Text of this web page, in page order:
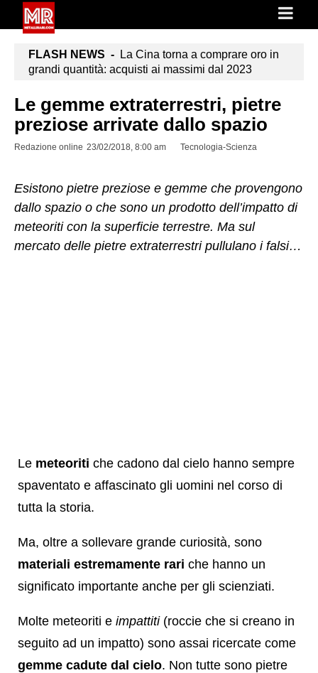
FLASH NEWS - La Cina torna a comprare oro in
grandi quantità: acquisti ai massimi dal 2023
Le gemme extraterrestri, pietre
preziose arrivate dallo spazio
Redazione online 23/02/2018, 8:00 am Tecnologia-Scienza
Esistono pietre preziose e gemme che provengono
dallo spazio o che sono un prodotto dell’impatto di
meteoriti con la superficie terrestre. Ma sul
mercato delle pietre extraterrestri pullulano i falsi…
Le meteoriti che cadono dal cielo hanno sempre
spaventato e affascinato gli uomini nel corso di
tutta la storia.
Ma, oltre a sollevare grande curiosità, sono
materiali estremamente rari che hanno un
significato importante anche per gli scienziati.
Molte meteoriti e impattiti(roccie che si creano in
seguito ad un impatto) sono assai ricercate come
gemme cadute dal cielo. Non tutte sono pietre